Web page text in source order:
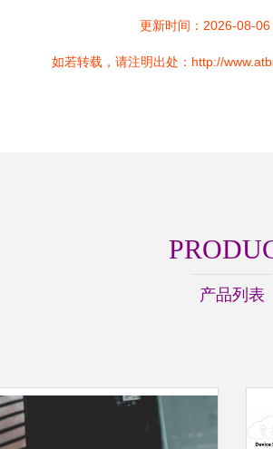
更新时间：2026-08-
如若转载，请注明出处：http://
产品列表